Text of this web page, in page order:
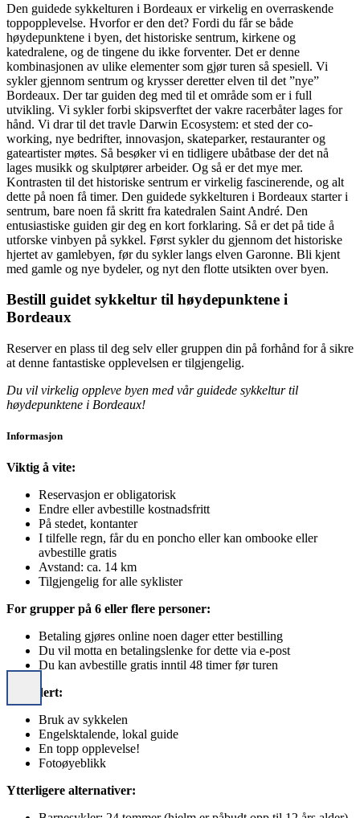
Den guidede sykkelturen i Bordeaux er virkelig en overraskende
toppopplevelse. Hvorfor er den det? Fordi du får se både
høydepunktene i byen, det historiske sentrum, kirkene og
katedralene, og de tingene du ikke forventer. Det er denne
kombinasjonen av ulike elementer som gjør turen så spesiell. Vi
sykler gjennom sentrum og krysser deretter elven til det ”nye”
Bordeaux. Der tar guiden deg med til et område som er i full
utvikling. Vi sykler forbi skipsverftet der vakre racerbåter lages for
hånd. Vi drar til det travle Darwin Ecosystem: et sted der co-
working, nye bedrifter, innovasjon, skateparker, restauranter og
gateartister møtes. Så besøker vi en tidligere ubåtbase der det nå
lages musikk og skulptører arbeider. Og så er det mye mer.
Kontrasten til det historiske sentrum er virkelig fascinerende, og alt
dette på noen få timer. Den guidede sykkelturen i Bordeaux starter i
sentrum, bare noen få skritt fra katedralen Saint André. Den
entusiastiske guiden gir deg en kort forklaring. Så er det på tide å
utforske vinbyen på sykkel. Først sykler du gjennom det historiske
hjertet av gamlebyen, før du sykler langs elven Garonne. Bli kjent
med gamle og nye bydeler, og nyt den flotte utsikten over byen.
Bestill guidet sykkeltur til høydepunktene i
Bordeaux
Reserver en plass til deg selv eller gruppen din på forhånd for å sikre
at denne fantastiske opplevelsen er tilgjengelig.
Du vil virkelig oppleve byen med vår guidede sykkeltur til
høydepunktene i Bordeaux!
Informasjon
Viktig å vite:
Reservasjon er obligatorisk
Endre eller avbestille kostnadsfritt
På stedet, kontanter
I tilfelle regn, får du en poncho eller kan ombooke eller
avbestille gratis
Avstand: ca. 14 km
Tilgjengelig for alle syklister
For grupper på 6 eller flere personer:
Betaling gjøres online noen dager etter bestilling
Du vil motta en betalingslenke for dette via e-post
Du kan avbestille gratis inntil 48 timer før turen
Inkludert:
Bruk av sykkelen
Engelsktalende, lokal guide
En topp opplevelse!
Fotoøyeblikk
Ytterligere alternativer: